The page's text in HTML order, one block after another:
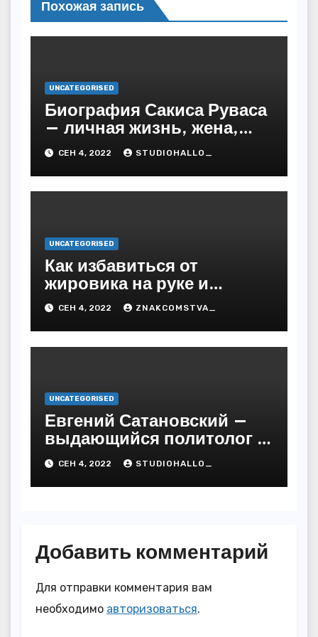
Похожая запись
UNCATEGORISED
Биография Сакиса Руваса
— личная жизнь, жена,
дети. Главные моменты в
жизни и карьере
греческого певца
СЕН 4, 2022 STUDIOHALLO_
UNCATEGORISED
Как избавиться от
жировика на руке и
предупредить
последствия
СЕН 4, 2022 ZNAKCOMSTVA_
UNCATEGORISED
Евгений Сатановский —
выдающийся политолог и
публицист с бесподобной
биографией и
многочисленными
СЕН 4, 2022 STUDIOHALLO_
Добавить комментарий
Для отправки комментария вам
необходимо авторизоваться.